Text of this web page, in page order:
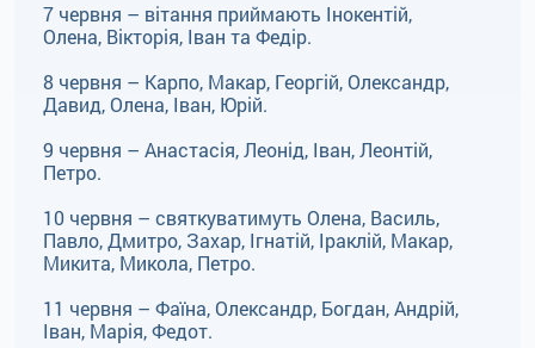
7 червня – вітання приймають Інокентій,
Олена, Вікторія, Іван та Федір.
8 червня – Карпо, Макар, Георгій, Олександр,
Давид, Олена, Іван, Юрій.
9 червня – Анастасія, Леонід, Іван, Леонтій,
Петро.
10 червня – святкуватимуть Олена, Василь,
Павло, Дмитро, Захар, Ігнатій, Іраклій, Макар,
Микита, Микола, Петро.
11 червня – Фаїна, Олександр, Богдан, Андрій,
Іван, Марія, Федот.